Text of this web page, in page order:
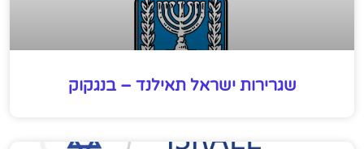
שגרירות ישראל תאילנד – בנגקוק